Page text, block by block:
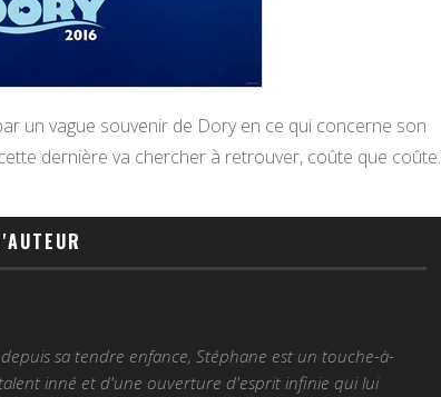
un vague souvenir de Dory en ce qui concerne son
dernière va chercher à retrouver, coûte que coûte.
sa tendre enfance, Stéphane est un touche-à-
inné et d'une ouverture d'esprit infinie qui lui